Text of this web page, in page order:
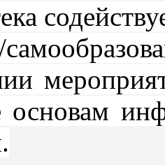
основам